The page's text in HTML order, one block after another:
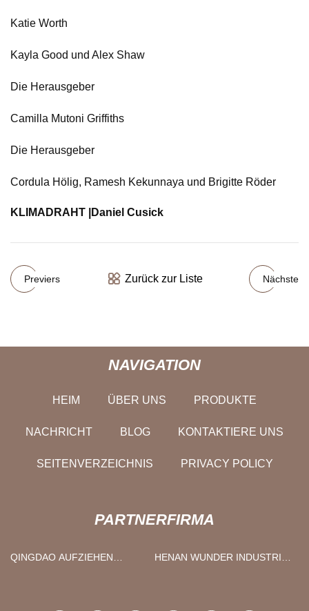
Katie Worth
Kayla Good und Alex Shaw
Die Herausgeber
Camilla Mutoni Griffiths
Die Herausgeber
Cordula Hölig, Ramesh Kekunnaya und Brigitte Röder
KLIMADRAHT | Daniel Cusick
Previers Zurück zur Liste Nächste
NAVIGATION
HEIM ÜBER UNS PRODUKTE
NACHRICHT BLOG KONTAKTIERE UNS
SEITENVERZEICHNIS PRIVACY POLICY
PARTNERFIRMA
QINGDAO AUFZIEHEN
HENAN WUNDER INDUSTRIE